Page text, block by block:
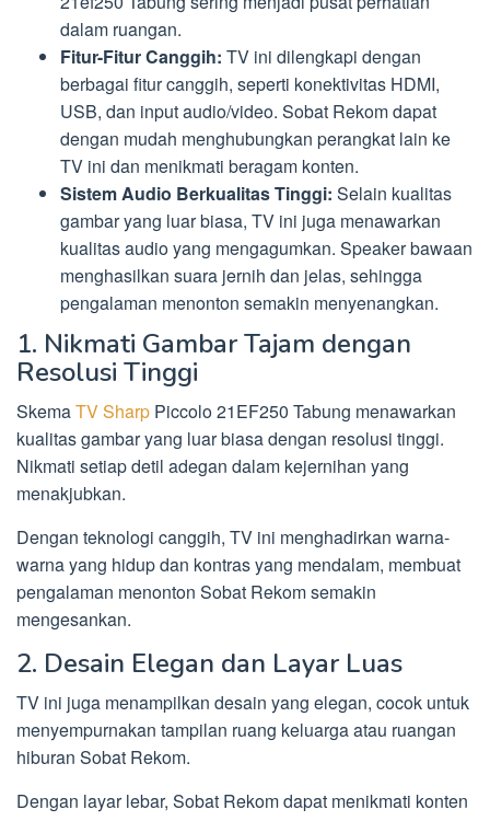
dalam ruangan.
Fitur-Fitur Canggih: TV ini dilengkapi dengan
berbagai fitur canggih, seperti konektivitas HDMI,
USB, dan input audio/video. Sobat Rekom dapat
dengan mudah menghubungkan perangkat lain ke
TV ini dan menikmati beragam konten.
Sistem Audio Berkualitas Tinggi: Selain kualitas
gambar yang luar biasa, TV ini juga menawarkan
kualitas audio yang mengagumkan. Speaker bawaan
menghasilkan suara jernih dan jelas, sehingga
pengalaman menonton semakin menyenangkan.
1. Nikmati Gambar Tajam dengan
Resolusi Tinggi
SkemaTV Sharp Piccolo 21EF250 Tabung menawarkan
kualitas gambar yang luar biasa dengan resolusi tinggi.
Nikmati setiap detil adegan dalam kejernihan yang
menakjubkan.
Dengan teknologi canggih, TV ini menghadirkan warna-
warna yang hidup dan kontras yang mendalam, membuat
pengalaman menonton Sobat Rekom semakin
mengesankan.
2. Desain Elegan dan Layar Luas
TV ini juga menampilkan desain yang elegan, cocok untuk
menyempurnakan tampilan ruang keluarga atau ruangan
hiburan Sobat Rekom.
Dengan layar lebar, Sobat Rekom dapat menikmati konten